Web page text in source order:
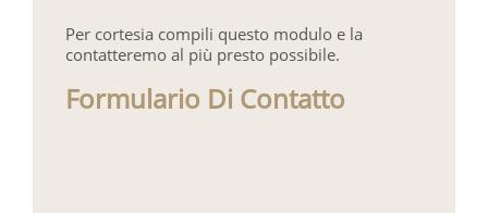
Per cortesia compili questo modulo e la
contatteremo al più presto possibile.
Formulario Di Contatto